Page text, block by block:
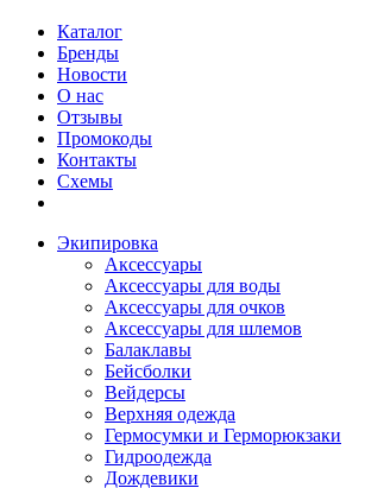
Каталог
Бренды
Новости
О нас
Отзывы
Промокоды
Контакты
Схемы
Экипировка
Аксессуары
Аксессуары для воды
Аксессуары для очков
Аксессуары для шлемов
Балаклавы
Бейсболки
Вейдерсы
Верхняя одежда
Гермосумки и Герморюкзаки
Гидроодежда
Дождевики